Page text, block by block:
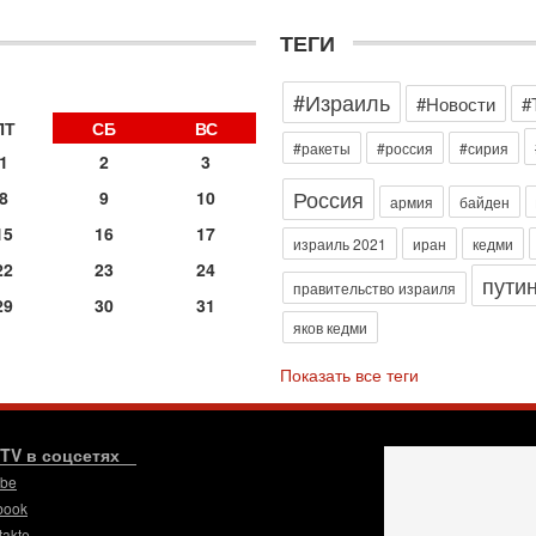
В
СБ
ВС
1
2
3
8 9
10
16
17
23
24
30 31
ТЕГИ
#Израиль
#Новости
#ракеты #россия #сирия
Россия армия байден
израиль 2021 иран кедми
правительство израиля путин
яков кедми
Показать все теги
в соцсетях